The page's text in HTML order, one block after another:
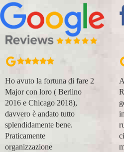
Apprezzo molto Ovunque
Running: tutti sono molto
gentili, affettuosi e si fanno
in quattro per aiutare i
runner viaggiatori in ogni
circostanza. Abbiamo avuto
modo di appoggiarci a loro